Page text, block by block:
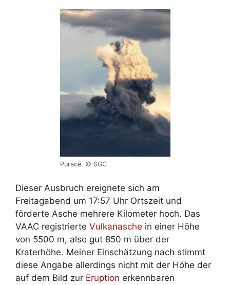
Puracé. © SGC
Dieser Ausbruch ereignete sich am
Freitagabend um 17:57 Uhr Ortszeit und
förderte Asche mehrere Kilometer hoch. Das
VAAC registrierte Vulkanasche in einer Höhe
von 5500 m, also gut 850 m über der
Kraterhöhe. Meiner Einschätzung nach stimmt
diese Angabe allerdings nicht mit der Höhe der
auf dem Bild zur Eruption erkennbaren